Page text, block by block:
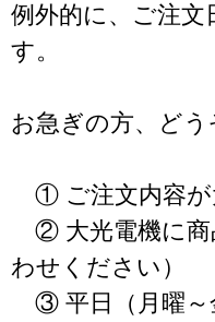
例外的に、ご注
す。
お急ぎの方、どう
① ご注文内容が
② 大光電機に商
わせください）
③ 平日（月曜～